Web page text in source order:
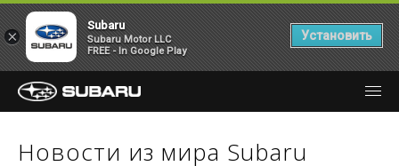
Новости из мира Subaru
×
Subaru
Subaru Motor LLC
FREE - In Google Play
Установить